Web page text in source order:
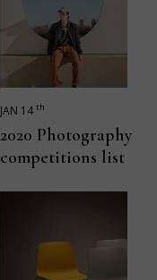
JAN 14 th
2020 Photography
competitions list